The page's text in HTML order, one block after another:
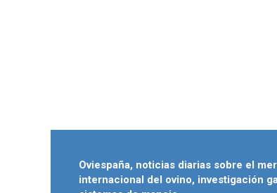
Oviespaña, noticias diarias sobre el
internacional del ovino, investigación